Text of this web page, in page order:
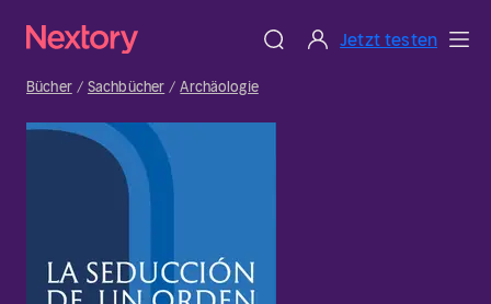
Jetzt testen
Bücher Sachbücher Archäologie